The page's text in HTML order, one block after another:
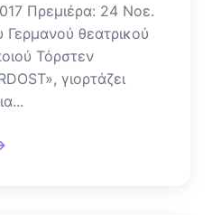
Πρεμιέρα: 24 Νοε.
θεατρικού
Τόρστεν
γιορτάζει